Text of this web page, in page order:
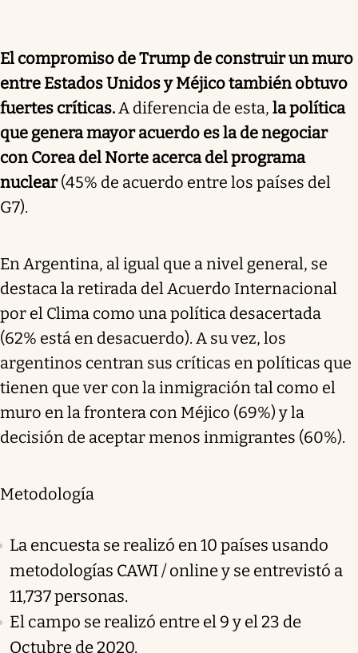
El compromiso de Trump de construir un muro
entre Estados Unidos y Méjico también obtuvo
fuertes críticas.A diferencia de esta, la política
que genera mayor acuerdo es la de negociar
con Corea del Norte acerca del programa
nuclear(45% de acuerdo entre los países del
G7).
En Argentina, al igual que a nivel general, se
destaca la retirada del Acuerdo Internacional
por el Clima como una política desacertada
(62% está en desacuerdo). A su vez, los
argentinos centran sus críticas en políticas que
tienen que ver con la inmigración tal como el
muro en la frontera con Méjico (69%) y la
decisión de aceptar menos inmigrantes (60%).
Metodología
La encuesta se realizó en 10 países usando
metodologías CAWI / online y se entrevistó a
11,737 personas.
El campo se realizó entre el 9 y el 23 de
Octubre de 2020.